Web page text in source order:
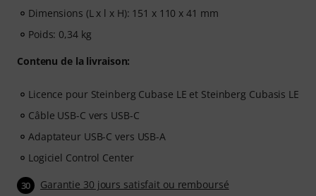
Dimensions (L x l x H): 151 x 110 x 41 mm
Poids: 0,34 kg
Contenu de la livraison:
Licence pour Steinberg Cubase LE et Steinberg Cubasis LE
Câble USB-C vers USB-C
Adaptateur USB-C vers USB-A
Logiciel Control Center
30 Garantie 30 jours satisfait ou remboursé